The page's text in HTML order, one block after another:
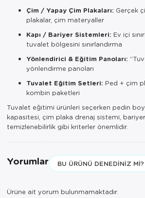
Çim / Yapay Çim Plakaları: Gerçek
plakalar, çim materyaller
Kapı / Bariyer Sistemleri: Ev içi
tuvalet bölgesini sınırlandırma
Yönlendirici & Eğitim Panoları:
yönlendirme panoları
Tuvalet Eğitim Setleri: Ped + çim
kombin paketleri
Tuvalet eğitimi ürünleri seçerken pedin
kapasitesi, çim plaka drenaj sistemi,
temizlenebilirlik gibi kriterler önemlidir.
Yorumlar BU ÜRÜNÜ DENEDINIZ
Ürüne ait yorum bulunmamaktadır.